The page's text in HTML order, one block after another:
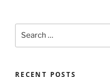
RECENT POSTS